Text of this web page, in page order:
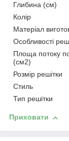
Глибина (см)
Колір
Матеріал
Особливості
Площа потоку
(см2)
Розмір решітки
Стиль
Тип решітки
Приховати